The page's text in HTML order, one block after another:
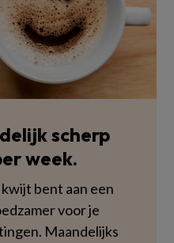
scherp
week.
bent aan een
voor je
Maandelijks